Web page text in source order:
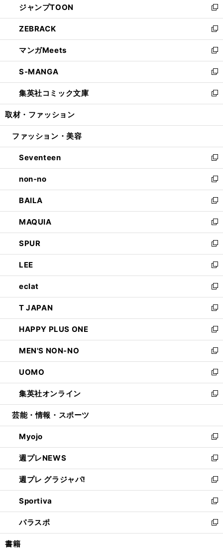
く
で
開
く
ド
ウ
で
開
く
ィ
ン
ド
ウ
で
開
く
い
ウ
ィ
ン
ド
ウ
で
開
く
ジャンプTOON
新
し
い
ウ
ィ
ン
ド
ウ
で
開
ZEBRACK
新
し
い
ウ
ィ
ン
ド
ウ
開
マンガMeets
新
し
い
ウ
ィ
ン
ウ
開
く
S-MANGA
新
し
い
ウ
ン
ウ
で
開
く
集英社コミック文庫
新
し
ウ
ン
ド
ウ
で
開
く
取材・ファッション
ファッション・美容
Seventeen
新
し
い
ウ
ィ
ン
ド
ウ
で
開
く
non-no
新
し
い
ウ
ィ
ン
ド
ウ
で
開
く
BAILA
新
し
い
ウ
ィ
ン
ド
ウ
で
開
く
MAQUIA
新
し
い
ウ
ィ
ン
ド
ウ
で
開
く
SPUR
新
し
い
ウ
ィ
ン
ド
ウ
で
開
く
LEE
新
し
い
ウ
ィ
ン
ド
ウ
で
開
く
eclat
新
し
い
ウ
ィ
ン
ド
ウ
で
開
く
T JAPAN
新
し
い
ウ
ィ
ン
ド
ウ
で
開
HAPPY PLUS ONE
新
し
い
ウ
ィ
ン
ド
ウ
開
く
MEN'S NON-NO
新
し
い
ウ
ィ
ン
ウ
で
開
く
UOMO
新
し
い
ウ
ン
ド
ウ
で
開
く
集英社オンライン
新
し
ウ
ィ
ン
ド
ウ
で
開
く
芸能・情報・スポーツ
Myojo
新
し
い
ウ
ィ
ン
ド
ウ
で
開
週プレNEWS
新
し
い
ウ
ィ
ン
ド
ウ
週プレ グラジャパ!
新
し
い
ウ
ィ
ン
Sportiva
新
し
い
ウ
パラスポ
新
し
書籍